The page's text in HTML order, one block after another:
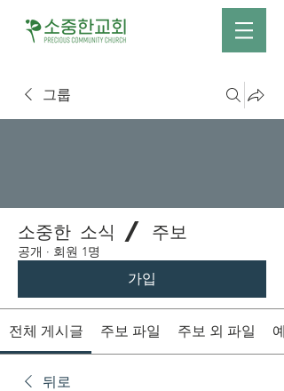
그룹
소중한 소식 / 주보
공개 · 회원 1명
가입
전체 게시글 주보 파일 주보 외 파일
뒤로